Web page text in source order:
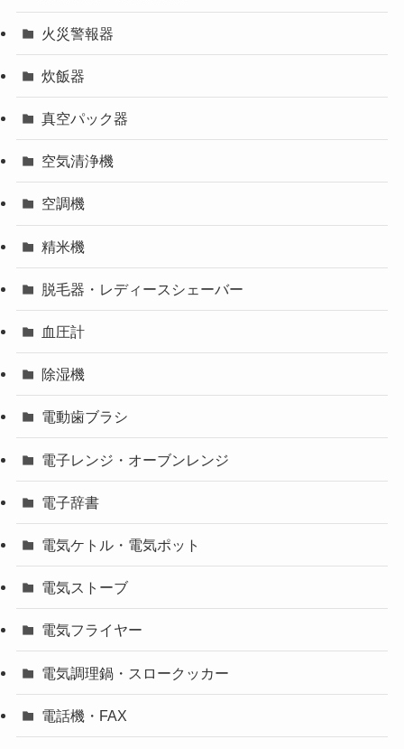
火災警報器
炊飯器
真空パック器
空気清浄機
空調機
精米機
脱毛器・レディースシェーバー
血圧計
除湿機
電動歯ブラシ
電子レンジ・オーブンレンジ
電子辞書
電気ケトル・電気ポット
電気ストーブ
電気フライヤー
電気調理鍋・スロークッカー
電話機・FAX